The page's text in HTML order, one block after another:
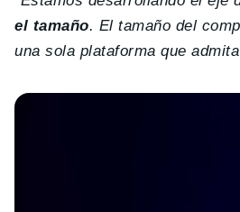
el tamaño. El tamaño del
una sola plataforma que